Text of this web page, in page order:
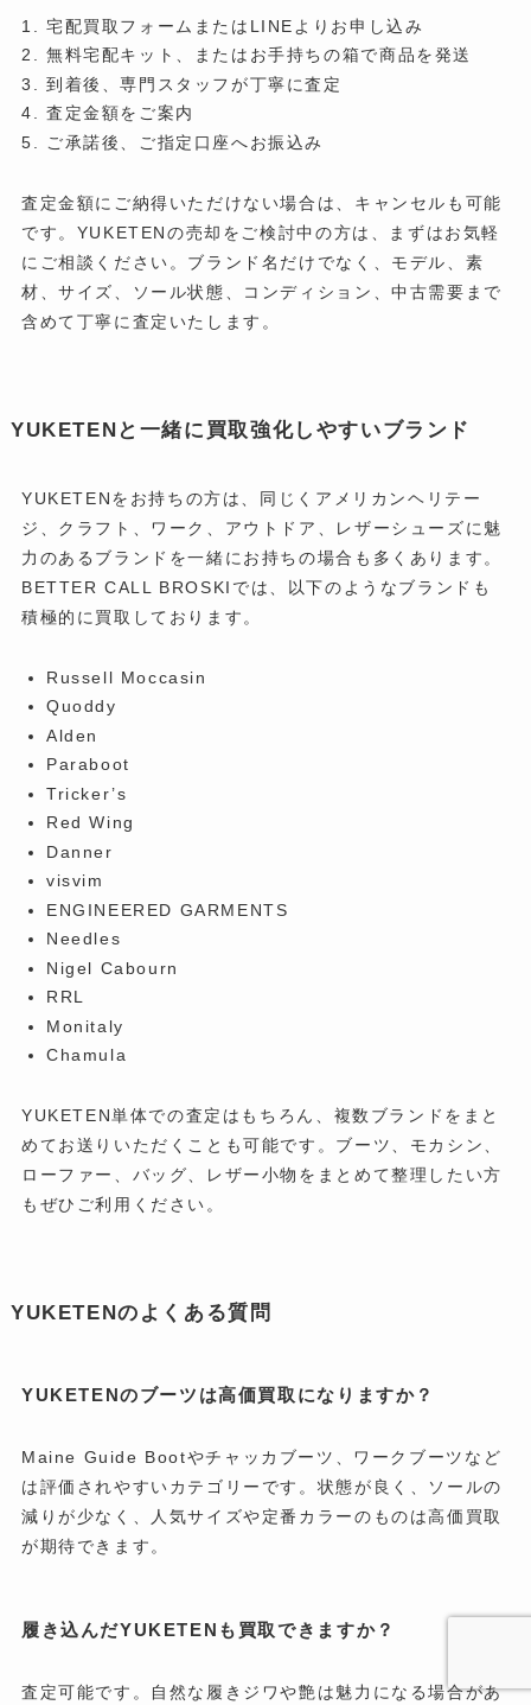
宅配買取フォームまたはLINEよりお申し込み
無料宅配キット、またはお手持ちの箱で商品を発送
到着後、専門スタッフが丁寧に査定
査定金額をご案内
ご承諾後、ご指定口座へお振込み
査定金額にご納得いただけない場合は、キャンセルも可能
です。YUKETENの売却をご検討中の方は、まずはお気軽
にご相談ください。ブランド名だけでなく、モデル、素
材、サイズ、ソール状態、コンディション、中古需要まで
含めて丁寧に査定いたします。
YUKETENと一緒に買取強化しやすいブランド
YUKETENをお持ちの方は、同じくアメリカンヘリテー
ジ、クラフト、ワーク、アウトドア、レザーシューズに魅
力のあるブランドを一緒にお持ちの場合も多くあります。
BETTER CALL BROSKIでは、以下のようなブランドも
積極的に買取しております。
Russell Moccasin
Quoddy
Alden
Paraboot
Tricker’s
Red Wing
Danner
visvim
ENGINEERED GARMENTS
Needles
Nigel Cabourn
RRL
Monitaly
Chamula
YUKETEN単体での査定はもちろん、複数ブランドをまと
めてお送りいただくことも可能です。ブーツ、モカシン、
ローファー、バッグ、レザー小物をまとめて整理したい方
もぜひご利用ください。
YUKETENのよくある質問
YUKETENのブーツは高価買取になりますか？
Maine Guide Bootやチャッカブーツ、ワークブーツなど
は評価されやすいカテゴリーです。状態が良く、ソールの
減りが少なく、人気サイズや定番カラーのものは高価買取
が期待できます。
履き込んだYUKETENも買取できますか？
査定可能です。自然な履きジワや艶は魅力になる場合があ